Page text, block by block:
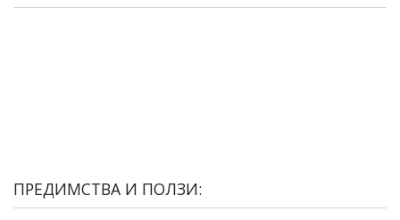
ПРЕДИМСТВА И ПОЛЗИ: